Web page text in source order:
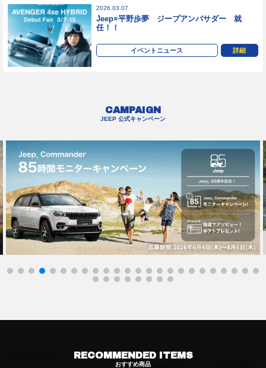
2026.03.07
Jeep×平野歩夢 ジープアンバサダー 就
任！！
イベントニュース 詳細
CAMPAIGN
JEEP 公式キャンペーン
RECOMMENDED ITEMS
おすすめ商品